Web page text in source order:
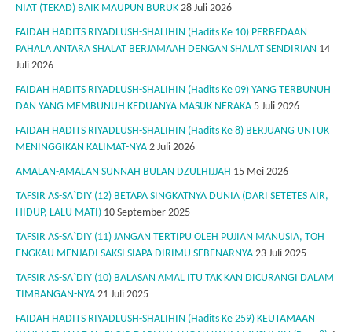
NIAT (TEKAD) BAIK MAUPUN BURUK 28 Juli 2026
FAIDAH HADITS RIYADLUSH-SHALIHIN (Hadits Ke 10) PERBEDAAN
PAHALA ANTARA SHALAT BERJAMAAH DENGAN SHALAT SENDIRIAN 14
Juli 2026
FAIDAH HADITS RIYADLUSH-SHALIHIN (Hadits Ke 09) YANG TERBUNUH
DAN YANG MEMBUNUH KEDUANYA MASUK NERAKA 5 Juli 2026
FAIDAH HADITS RIYADLUSH-SHALIHIN (Hadits Ke 8) BERJUANG UNTUK
MENINGGIKAN KALIMAT-NYA 2 Juli 2026
AMALAN-AMALAN SUNNAH BULAN DZULHIJJAH 15 Mei 2026
TAFSIR AS-SA`DIY (12) BETAPA SINGKATNYA DUNIA (DARI SETETES AIR,
HIDUP, LALU MATI) 10 September 2025
TAFSIR AS-SA`DIY (11) JANGAN TERTIPU OLEH PUJIAN MANUSIA, TOH
ENGKAU MENJADI SAKSI SIAPA DIRIMU SEBENARNYA 23 Juli 2025
TAFSIR AS-SA`DIY (10) BALASAN AMAL ITU TAK KAN DICURANGI DALAM
TIMBANGAN-NYA 21 Juli 2025
FAIDAH HADITS RIYADLUSH-SHALIHIN (Hadits Ke 259) KEUTAMAAN